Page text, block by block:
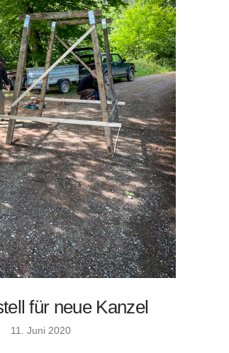
für neue Kanzel
11. Juni 2020